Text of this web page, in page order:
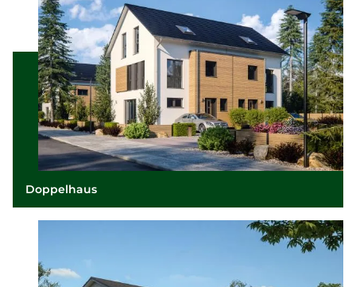
Doppelhaus